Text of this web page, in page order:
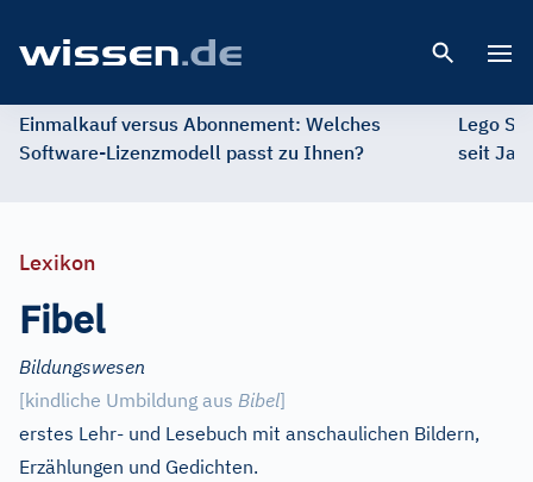
Einmalkauf versus Abonnement: Welches
Software-Lizenzmodell passt zu Ihnen?
Lego
seit
Lexikon
Fibel
Bildungswesen
[kindliche Umbildung aus Bibel]
erstes Lehr- und Lesebuch mit anschaulichen Bildern,
Erzählungen und Gedichten.